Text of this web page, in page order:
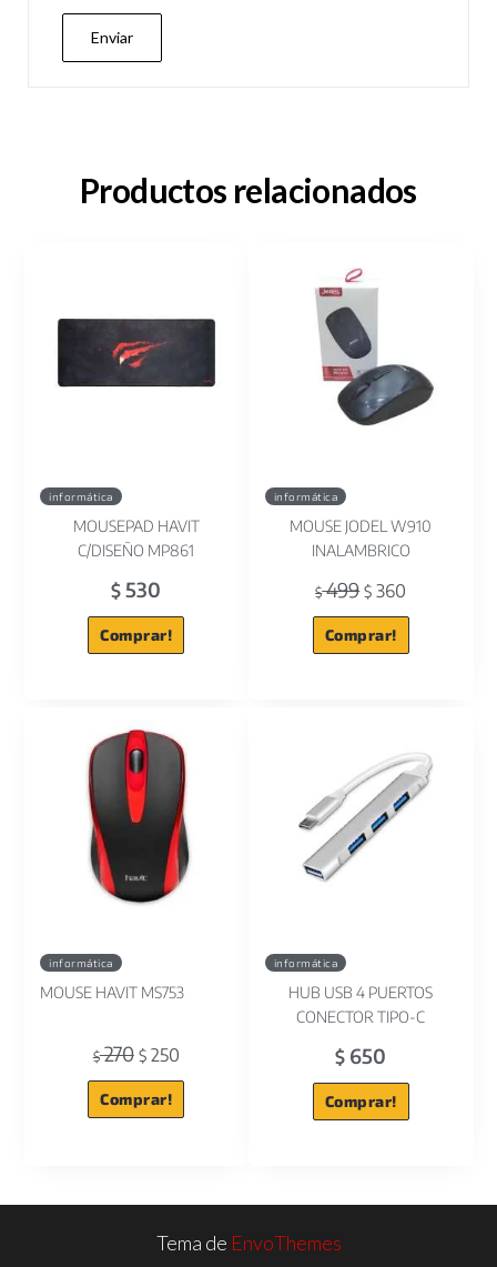
Productos relacionados
informática
MOUSEPAD HAVIT
C/DISEÑO MP861
$ 530
Comprar!
informática
MOUSE JODEL W910
INALAMBRICO
$499 $ 360
Comprar!
informática
MOUSE HAVIT MS753
$270 $250
Comprar!
informática
HUB USB 4 PUERTOS
CONECTOR TIPO-C
$ 650
Comprar!
Tema de EnvoThemes